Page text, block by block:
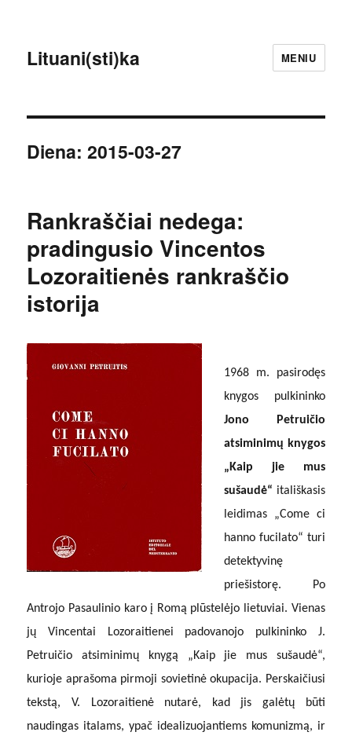
Lituani(sti)ka MENIU
Diena:2015-03-27
Rankraščiai nedega:
pradingusio Vincentos
Lozoraitienės rankraščio
istorija
1968 m. pasirodęs
knygos pulkininko
Jono Petruičio
atsiminimų knygos
„Kaip jie mus
sušaudė“ itališkasis
leidimas „Come ci
hanno fucilato“ turi
detektyvinę
priešistorę. Po
Antrojo Pasaulinio karo į Romą plūstelėjo lietuviai. Vienas
jų Vincentai Lozoraitienei padovanojo pulkininko J.
Petruičio atsiminimų knygą „Kaip jie mus sušaudė“,
kurioje aprašoma pirmoji sovietinė okupacija. Perskaičiusi
tekstą, V. Lozoraitienė nutarė, kad jis galėtų būti
naudingas italams, ypač idealizuojantiems komunizmą, ir